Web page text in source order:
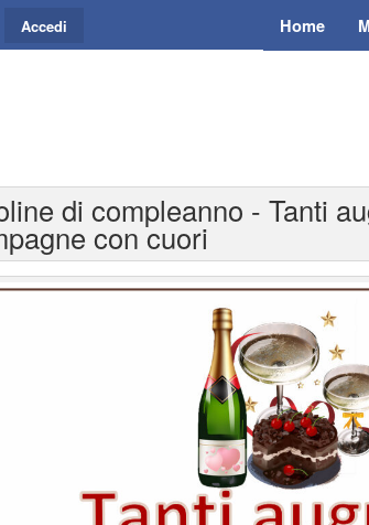
Home
Accedi
di compleanno - Tanti
con cuori